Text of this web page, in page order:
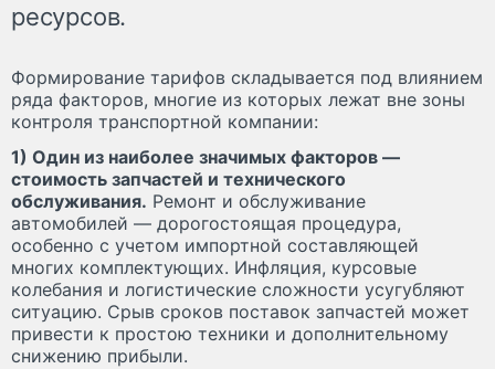
ресурсов.
Формирование тарифов складывается под влиянием
ряда факторов, многие из которых лежат вне зоны
контроля транспортной компании:
1) Один из наиболее значимых факторов —
стоимость запчастей и технического
обслуживания. Ремонт и обслуживание
автомобилей — дорогостоящая процедура,
особенно с учетом импортной составляющей
многих комплектующих. Инфляция, курсовые
колебания и логистические сложности усугубляют
ситуацию. Срыв сроков поставок запчастей может
привести к простою техники и дополнительному
снижению прибыли.